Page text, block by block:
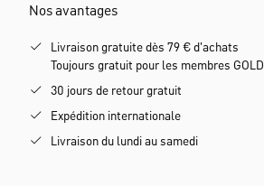
Nos avantages
Livraison gratuite dès 79 € d'achats
Toujours gratuit pour les membres GOLD
30 jours de retour gratuit
Expédition internationale
Livraison du lundi au samedi